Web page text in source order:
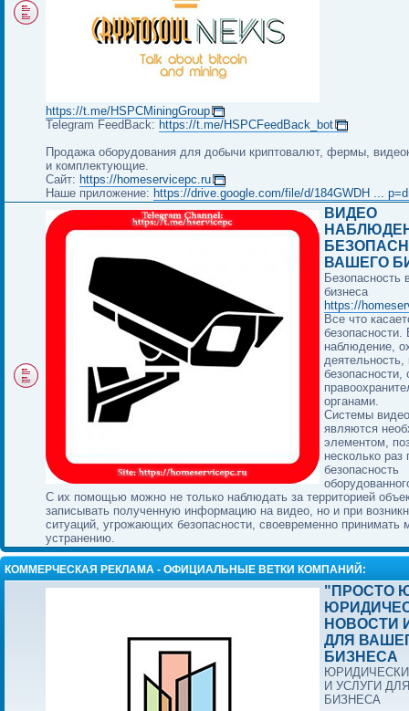
https://t.me/HSPCMiningGroup
Telegram FeedBack: https://t.me/HSPCFeedBack_bot
Продажа оборудования для добычи криптовалют, фермы,
и комплектующие.
Сайт: https://homeservicepc.ru
Наше приложение: https://drive.google.com/file/d/184GWDH ...
ВИДЕО
ВАШЕГО
Безопасность
бизнеса
https://
Все что
безопасности.
наблюдение,
деятельность,
безопасности,
органами.
Системы
являются
элементом,
несколько раз
безопасность
С их помощью можно не только наблюдать за территорией
записывать полученную информацию на видео, но и при
ситуаций, угрожающих безопасности, своевременно принимать
устранению.
КОММЕРЧЕСКАЯ РЕКЛАМА - ОФИЦИАЛЬНЫЕ ВЕТКИ КОМПАНИЙ:
"ПРОСТО
НОВОСТИ
ДЛЯ
БИЗНЕСА
И УСЛУГИ
БИЗНЕСА